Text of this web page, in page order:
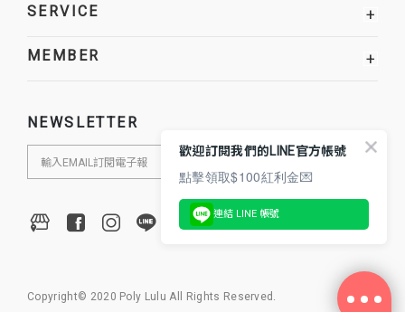
SERVICE +
MEMBER +
NEWSLETTER
Copyright© 2020 Poly Lulu All Rights Reserved.
歡迎訂閱我們的LINE官方帳號
點擊領取$100紅利金💌
連結 LINE 帳號